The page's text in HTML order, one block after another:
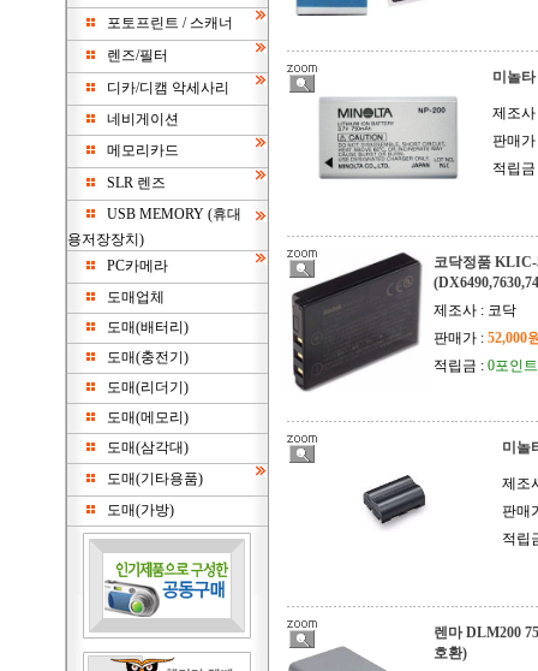
포토프린트 / 스캐너
렌즈/필터
디카/디캠 악세사리
네비게이션
메모리카드
SLR 렌즈
USB MEMORY (휴대
용저장장치)
PC카메라
도매업체
도매(배터리)
도매(충전기)
도매(리더기)
도매(메모리)
도매(삼각대)
도매(기타용품)
도매(가방)
미놀
제조
판매
적립
코닥정품 KLIC-
제조사 : 코닥
판매가 : 52,000
적립금 : 0포인트
미놀
제조
판매
적립
렌마 DLM200
호환)